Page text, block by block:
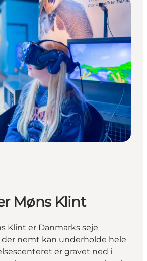
Møns Klint
Klint er Danmarks seje
nemt kan underholde hele
er gravet ned i